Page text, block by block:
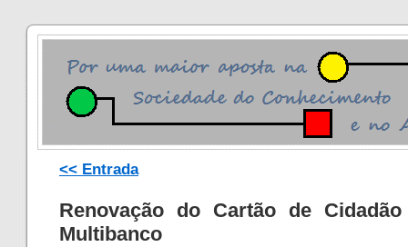
<< Entrada
Renovação do Cartão de
Multibanco